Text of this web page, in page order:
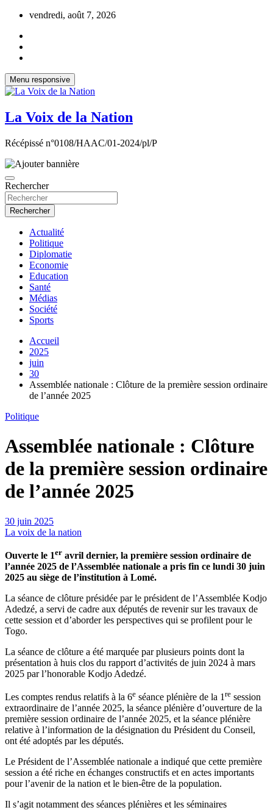
Aller
contenu
vendredi, août 7, 2026
Menu responsive
La Voix de la Nation
Récépissé n°0108/HAAC/01-2024/pl/P
Rechercher
Rechercher
Actualité
Politique
Diplomatie
Economie
Education
Santé
Médias
Société
Sports
Accueil
2025
juin
30
Assemblée nationale : Clôture de la première session ordinaire
de l’année 2025
Politique
Assemblée nationale : Clôture
de la première session ordinaire
de l’année 2025
30 juin 2025
La voix de la nation
Ouverte le 1er avril dernier, la première session ordinaire de
l’année 2025 de l’Assemblée nationale a pris fin ce lundi 30 juin
2025 au siège de l’institution à Lomé.
La séance de clôture présidée par le président de l’Assemblée Kodjo
Adedzé, a servi de cadre aux députés de revenir sur les travaux de
cette session et d’aborder les perspectives qui se profilent pour le
Togo.
La séance de clôture a été marquée par plusieurs points dont la
présentation à huis clos du rapport d’activités de juin 2024 à mars
2025 par l’honorable Kodjo Adedzé.
Les comptes rendus relatifs à la 6e séance plénière de la 1 re session
extraordinaire de l’année 2025, la séance plénière d’ouverture de la
première session ordinaire de l’année 2025, et la séance plénière
relative à l’information de la désignation du Président du Conseil,
ont été adoptés par les députés.
Le Président de l’Assemblée nationale a indiqué que cette première
session a été riche en échanges constructifs et en actes importants
pour l’avenir de la nation et le bien-être de la population.
Il s’agit notamment des séances plénières et les séminaires